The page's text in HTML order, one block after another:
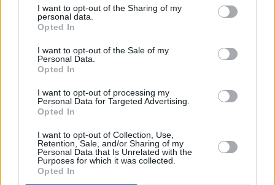
de su consentimiento, pero usted tiene el derecho de
rechazar tal procesamiento. Sus preferencias se aplicarán
cualquier momento entrando de nuevo en este sitio web o
visitando nuestra política de privacidad.
I want to opt-out of the Sharing of my
personal data.
Opted In
I want to opt-out of the Sale of my
Personal Data.
Opted In
I want to opt-out of processing my
Personal Data for Targeted Advertising.
Opted In
I want to opt-out of Collection, Use,
Retention, Sale, and/or Sharing of my
Personal Data that Is Unrelated with the
Purposes for which it was collected.
Opted In